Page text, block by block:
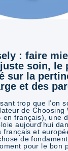
: faire
soin, le
sur la
et des
trop que l’on
de Choosing
en français), une
aujourd'hui
français et
de
pour le bon